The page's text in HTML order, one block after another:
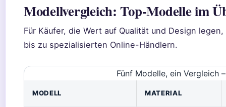
Modellvergleich: Top-Modelle im
Für Käufer, die Wert auf Qualität und Design
bis zu spezialisierten Online-Händlern.
Fünf Modelle, ein Vergleich
MODELL MATERIAL